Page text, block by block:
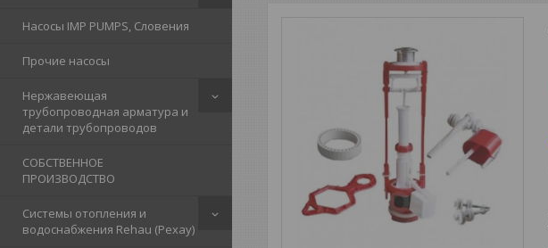
Насосы IMP PUMPS, Словения
Прочие насосы
Нержавеющая
трубопроводная арматура и
детали трубопроводов
СОБСТВЕННОЕ
ПРОИЗВОДСТВО
Системы отопления и
водоснабжения Rehau (Рехау)